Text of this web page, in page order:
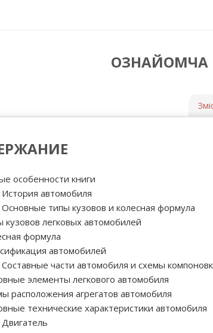
ОЗНАЙОМЧА
особенности книги
История автомобиля
Основные типы кузовов и колесная формула
кузовов легковых автомобилей
формула
автомобилей
Составные части автомобиля и схемы
элементы легкового автомобиля
расположения агрегатов автомобиля
технические характеристики автомобиля
Двигатель